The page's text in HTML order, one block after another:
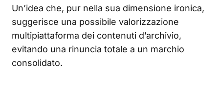
Un’idea che, pur nella sua dimensione ironica,
suggerisce una possibile valorizzazione
multipiattaforma dei contenuti d’archivio,
evitando una rinuncia totale a un marchio
consolidato.